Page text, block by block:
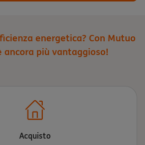
energetica? Con Mutuo
ancora più vantaggioso!
Acquisto